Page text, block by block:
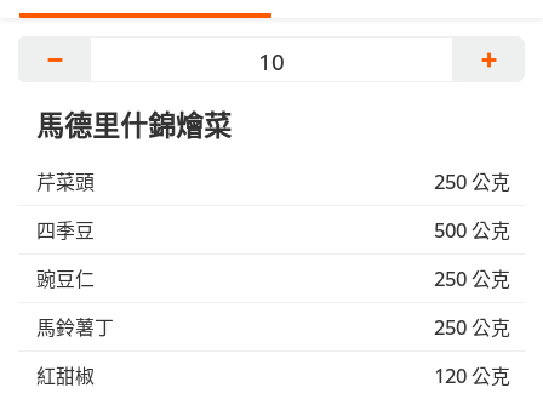
− +
馬德里什錦燴菜
芹菜頭
250 公克
四季豆
500 公克
豌豆仁
250 公克
馬鈴薯丁
250 公克
紅甜椒
120 公克